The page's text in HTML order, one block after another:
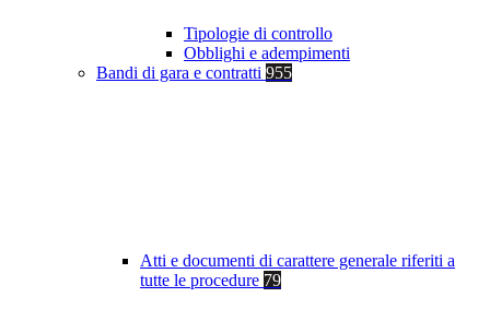
Tipologie di controllo
Obblighi e adempimenti
Bandi di gara e contratti 955
Atti e documenti di carattere generale riferiti a
tutte le procedure 79